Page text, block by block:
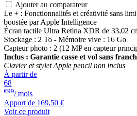
Ajouter au comparateur
Le + : Fonctionnalités et créativité sans
boostée par Apple Intelligence
Écran tactile Ultra Retina XDR de 33,02
Stockage : 2 To - Mémoire vive : 16 Go
Capteur photo : 2 (12 MP en capteur
Inclus : Garantie casse et vol sans
Clavier et stylet Apple pencil non inclus
À partir de
68
€99/ mois
Apport de 169,50 €
Voir ce produit